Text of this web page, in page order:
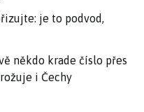
je to podvod,
někdo krade číslo přes
i Čechy